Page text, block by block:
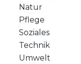
Natur
Pflege
Soziales
Technik
Umwelt